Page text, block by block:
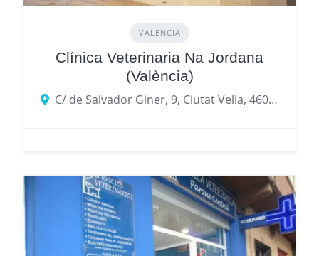
VALENCIA
Clínica Veterinaria Na Jordana
(València)
C/ de Salvador Giner, 9, Ciutat Vella, 46003 València, Valencia